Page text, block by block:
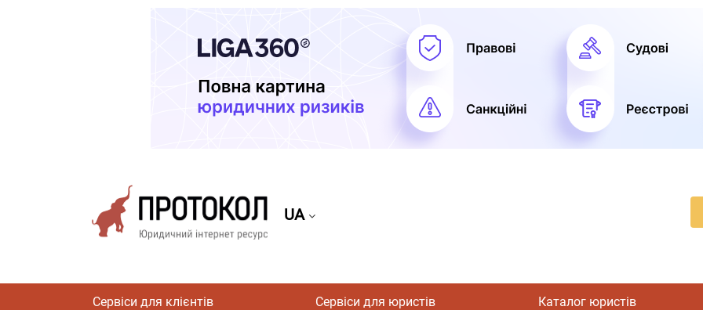
UA
Сервіси для клієнтів Сервіси для юристів Каталог юристів